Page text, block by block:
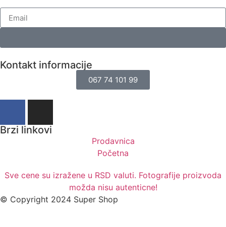
Kontakt informacije
067 74 101 99
Brzi linkovi
Prodavnica
Početna
Sve cene su izražene u RSD valuti. Fotografije proizvoda
možda nisu autenticne!
© Copyright 2024 Super Shop